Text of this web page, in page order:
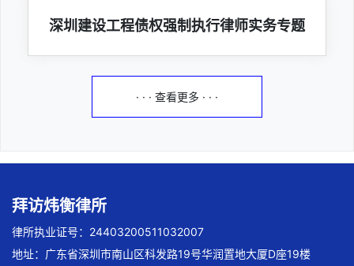
深圳建设工程债权强制执行律师实务专题
· · · 查看更多 · · ·
拜访炜衡律所
律所执业证号：24403200511032007
地址：广东省深圳市南山区科发路19号华润置地大厦D座19楼